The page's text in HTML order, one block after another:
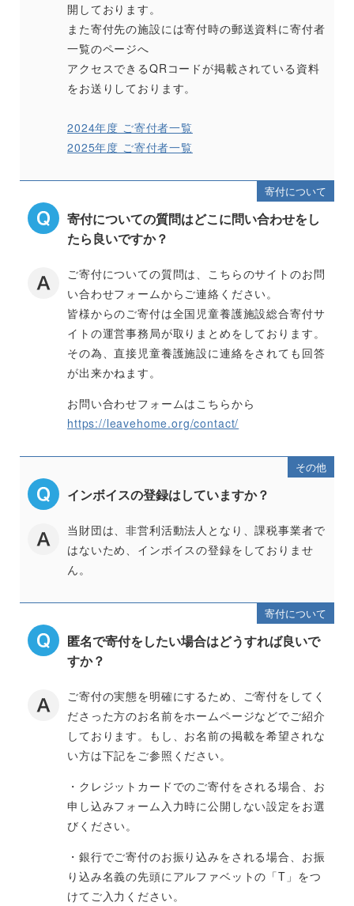
開しております。
また寄付先の施設には寄付時の郵送資料に寄付者
一覧のページへ
アクセスできるQRコードが掲載されている資料
をお送りしております。
2024年度 ご寄付者一覧
2025年度 ご寄付者一覧
寄付について
寄付についての質問はどこに問い合わせをし
たら良いですか？
ご寄付についての質問は、こちらのサイトのお問
い合わせフォームからご連絡ください。
皆様からのご寄付は全国児童養護施設総合寄付サ
イトの運営事務局が取りまとめをしております。
その為、直接児童養護施設に連絡をされても回答
が出来かねます。
お問い合わせフォームはこちらから
https://leavehome.org/contact/
その他
インボイスの登録はしていますか？
当財団は、非営利活動法人となり、課税事業者で
はないため、インボイスの登録をしておりませ
ん。
寄付について
匿名で寄付をしたい場合はどうすれば良いで
すか？
ご寄付の実態を明確にするため、ご寄付をしてく
ださった方のお名前をホームページなどでご紹介
しております。もし、お名前の掲載を希望されな
い方は下記をご参照ください。
・クレジットカードでのご寄付をされる場合、お
申し込みフォーム入力時に公開しない設定をお選
びください。
・銀行でご寄付のお振り込みをされる場合、お振
り込み名義の先頭にアルファベットの「T」をつ
けてご入力ください。